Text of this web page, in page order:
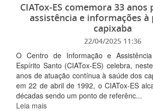
CIATox-ES comemora 33
assistência e informações à
capixaba
22/04/2025 11:36
O Centro de Informação e
Espírito Santo (CIATox-ES) celebra,
anos de atuação contínua à saúde dos
em 22 de abril de 1992, o CIATox-ES
décadas sendo um ponto de referênc...
Leia mais